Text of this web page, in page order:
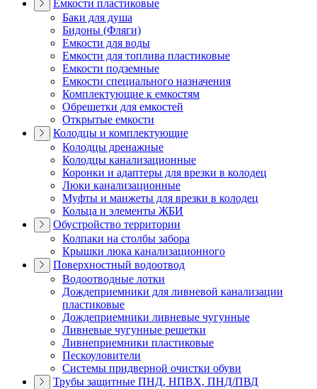
Емкости пластиковые
Баки для душа
Бидоны (Фляги)
Емкости для воды
Емкости для топлива пластиковые
Емкости подземные
Емкости специального назначения
Комплектующие к емкостям
Обрешетки для емкостей
Открытые емкости
Колодцы и комплектующие
Колодцы дренажные
Колодцы канализационные
Коронки и адаптеры для врезки в колодец
Люки канализационные
Муфты и манжеты для врезки в колодец
Кольца и элементы ЖБИ
Обустройство территории
Колпаки на столбы забора
Крышки люка канализационного
Поверхностный водоотвод
Водоотводные лотки
Дождеприемники для ливневой канализации
пластиковые
Дождеприемники ливневые чугунные
Ливневые чугунные решетки
Ливнеприемники пластиковые
Пескоуловители
Системы придверной очистки обуви
Трубы защитные ПНД, НПВХ, ПНД/ПВД